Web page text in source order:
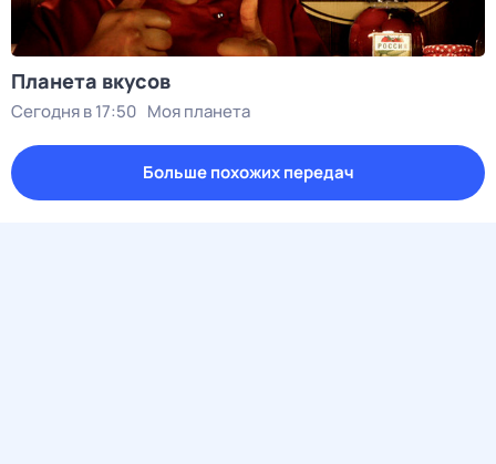
Планета вкусов
Сегодня в 17:50 Моя планета
Больше похожих передач